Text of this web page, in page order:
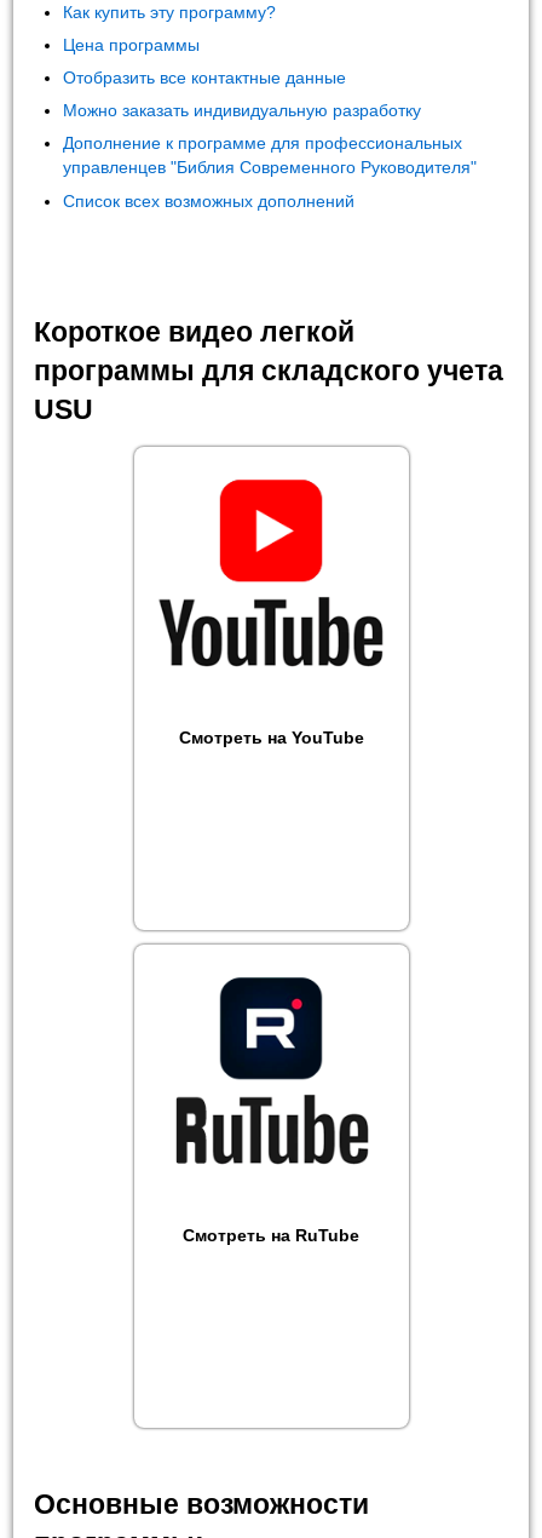
Как купить эту программу?
Цена программы
Отобразить все контактные данные
Можно заказать индивидуальную разработку
Дополнение к программе для профессиональных
управленцев "Библия Современного Руководителя"
Список всех возможных дополнений
Короткое видео легкой
программы для складского учета
USU
Смотреть на YouTube
Смотреть на RuTube
Основные возможности